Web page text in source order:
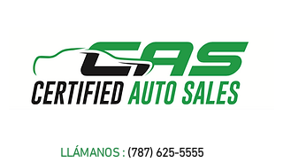
LLÁMANOS : (787) 625-5555